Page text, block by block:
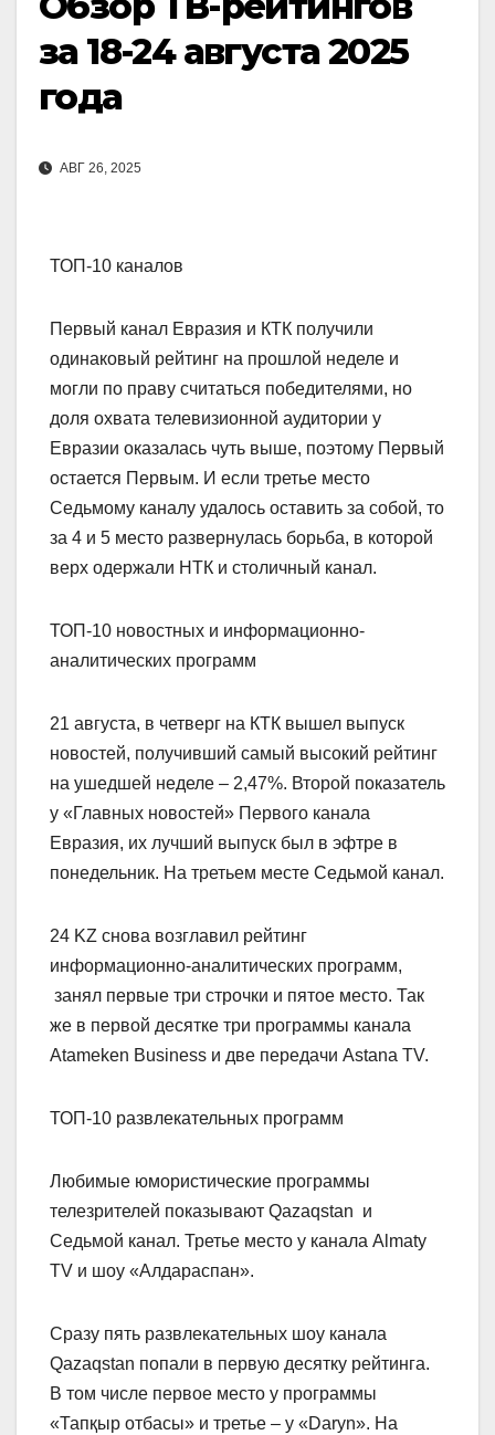
за 18-24 августа 2025
года
АВГ 26, 2025
ТОП-10 каналов
Первый канал Евразия и КТК получили
одинаковый рейтинг на прошлой неделе и
могли по праву считаться победителями, но
доля охвата телевизионной аудитории у
Евразии оказалась чуть выше, поэтому Первый
остается Первым. И если третье место
Седьмому каналу удалось оставить за собой, то
за 4 и 5 место развернулась борьба, в которой
верх одержали НТК и столичный канал.
ТОП-10 новостных и информационно-
аналитических программ
21 августа, в четверг на КТК вышел выпуск
новостей, получивший самый высокий рейтинг
на ушедшей неделе – 2,47%. Второй показатель
у «Главных новостей» Первого канала
Евразия, их лучший выпуск был в эфтре в
понедельник. На третьем месте Седьмой канал.
24 KZ снова возглавил рейтинг
информационно-аналитических программ,
занял первые три строчки и пятое место. Так
же в первой десятке три программы канала
Atameken Business и две передачи Astana TV.
ТОП-10 развлекательных программ
Любимые юмористические программы
телезрителей показывают Qazaqstan и
Седьмой канал. Третье место у канала Almaty
TV и шоу «Алдараспан».
Сразу пять развлекательных шоу канала
Qazaqstan попали в первую десятку рейтинга.
В том числе первое место у программы
«Тапқыр отбасы» и третье – у «Daryn». На